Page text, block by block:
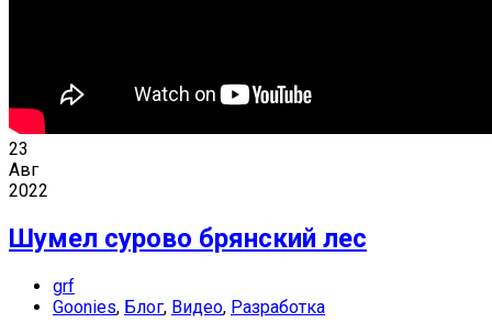
23
Авг
2022
Шумел сурово брянский лес
grf
Goonies, Блог, Видео, Разработка